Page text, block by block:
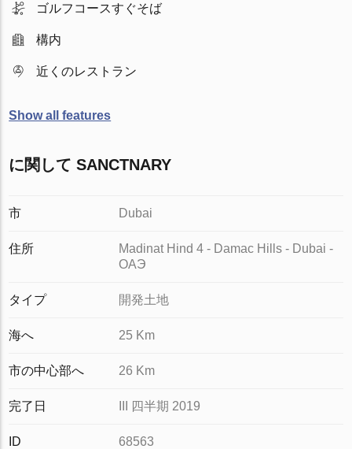
ゴルフコースすぐそば
構内
近くのレストラン
Show all features
に関して SANCTNARY
市 Dubai
住所
Madinat Hind 4 - Damac Hills - Dubai -
ОАЭ
タイプ 開発土地
海へ 25 Km
市の中心部へ 26 Km
完了日 III 四半期 2019
ID 68563